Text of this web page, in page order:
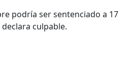
podría ser sentenciado a 17
culpable.